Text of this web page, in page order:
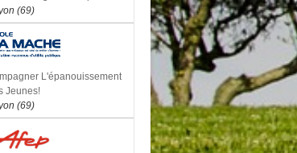
(69)
L'épanouissement
Jeunes!
(69)